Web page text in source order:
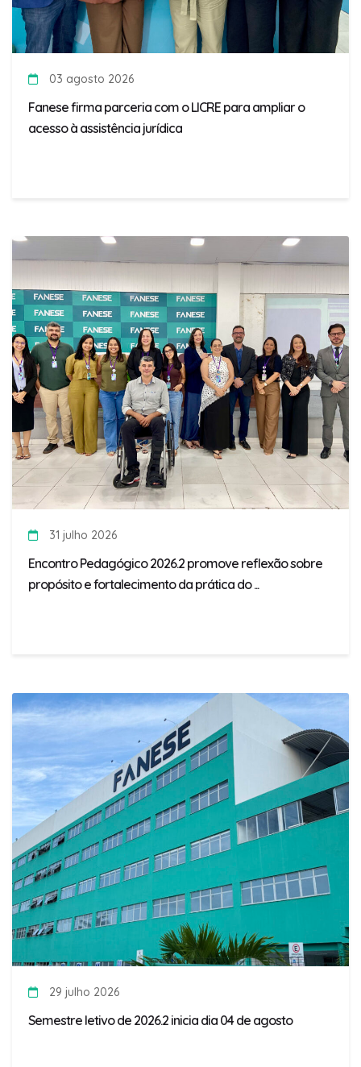
03 agosto 2026
Fanese firma parceria com o LICRE para ampliar o
acesso à assistência jurídica
31 julho 2026
Encontro Pedagógico 2026.2 promove reflexão sobre
propósito e fortalecimento da prática do ...
29 julho 2026
Semestre letivo de 2026.2 inicia dia 04 de agosto